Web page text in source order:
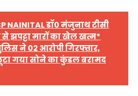
NAINITAL डॉ0 मंजुनाथ टीसी
से झपट्टा मारों का खेल खत्म*
ने 02 आरोपी गिरफ्तार,
गया सोने का कुंडल बरामद